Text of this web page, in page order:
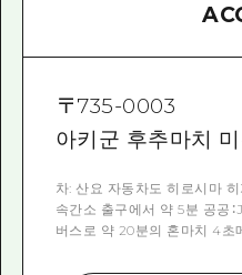
〒735-0003
아키군 후추마치
차: 산요 자동차도 히로시마
속간소 출구에서 약 5분 공공
버스로 약 20분의 혼마치 4초